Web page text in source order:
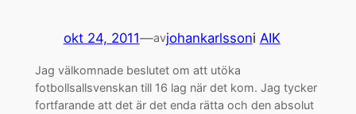
okt 24, 2011—avjohankarlssoni AIK
Jag välkomnade beslutet om att utöka
fotbollsallsvenskan till 16 lag när det kom. Jag tycker
fortfarande att det är det enda rätta och den absolut